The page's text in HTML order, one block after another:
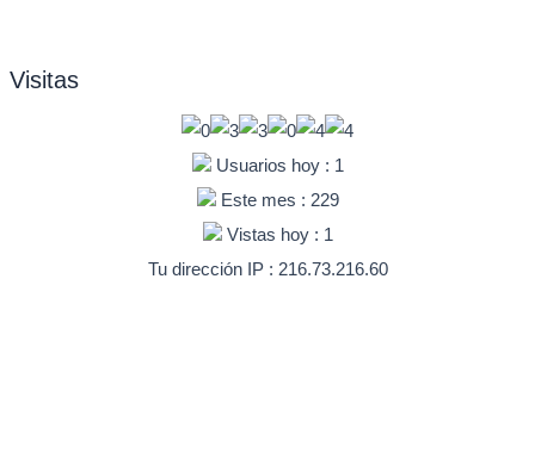
Visitas
Usuarios hoy : 1
Este mes : 229
Vistas hoy : 1
Tu dirección IP : 216.73.216.60